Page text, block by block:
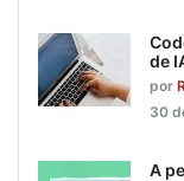
de
por
30
A